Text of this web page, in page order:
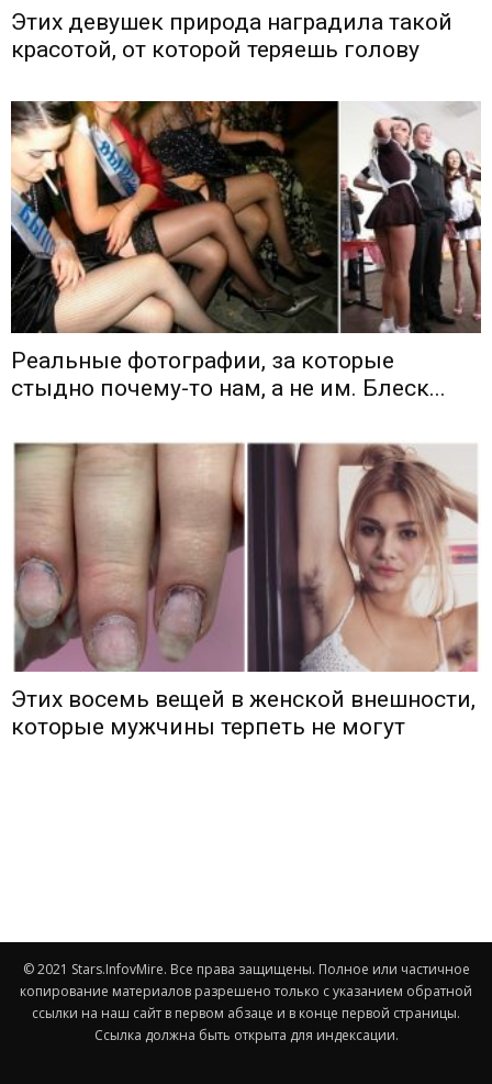
Этих девушек природа наградила такой
красотой, от которой теряешь голову
Реальные фотографии, за которые
стыдно почему-то нам, а не им. Блеск...
Этих восемь вещей в женской внешности,
которые мужчины терпеть не могут
© 2021 Stars.InfovMire. Все права защищены. Полное или частичное
копирование материалов разрешено только с указанием обратной
ссылки на наш сайт в первом абзаце и в конце первой страницы.
Ссылка должна быть открыта для индексации.